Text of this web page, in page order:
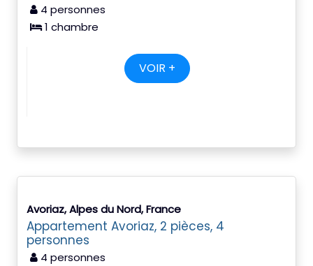
4 personnes
1 chambre
VOIR +
Avoriaz, Alpes du Nord, France
Appartement Avoriaz, 2 pièces, 4
personnes
4 personnes